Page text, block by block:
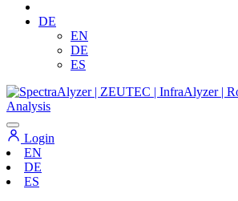
DE
EN
DE
ES
Login
EN
DE
ES